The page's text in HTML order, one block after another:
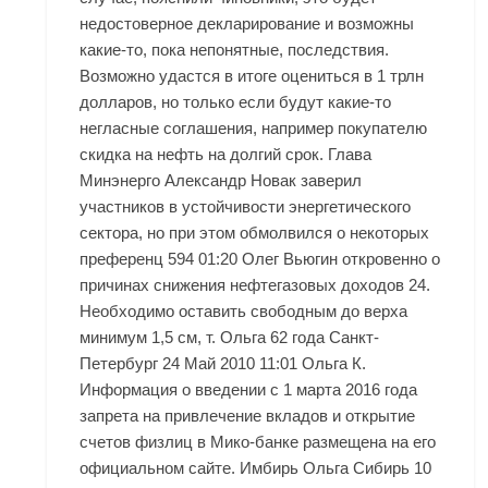
недостоверное декларирование и возможны
какие-то, пока непонятные, последствия.
Возможно удастся в итоге оцениться в 1 трлн
долларов, но только если будут какие-то
негласные соглашения, например покупателю
скидка на нефть на долгий срок. Глава
Минэнерго Александр Новак заверил
участников в устойчивости энергетического
сектора, но при этом обмолвился о некоторых
преференц 594 01:20 Олег Вьюгин откровенно о
причинах снижения нефтегазовых доходов 24.
Необходимо оставить свободным до верха
минимум 1,5 см, т. Ольга 62 года Санкт-
Петербург 24 Май 2010 11:01 Ольга К.
Информация о введении с 1 марта 2016 года
запрета на привлечение вкладов и открытие
счетов физлиц в Мико-банке размещена на его
официальном сайте. Имбирь Ольга Сибирь 10